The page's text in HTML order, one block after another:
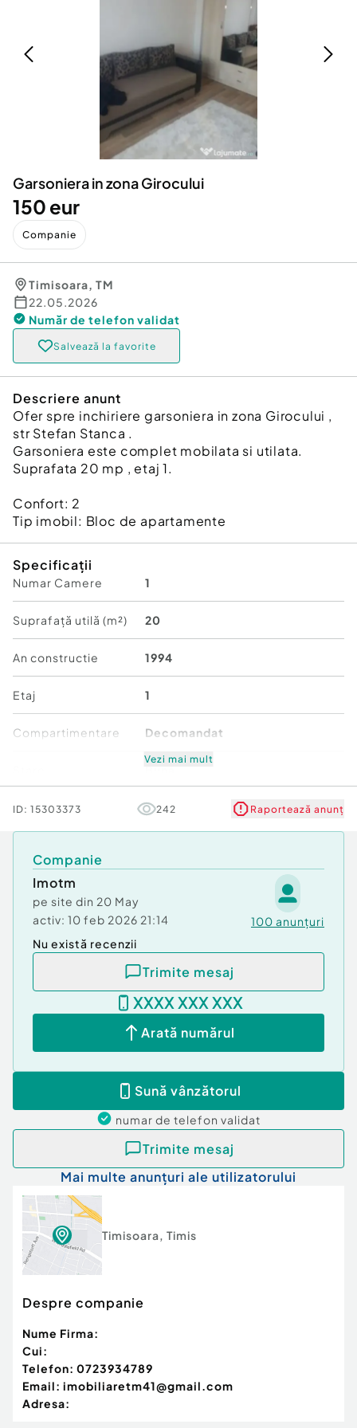
Animale de companie
Afaceri și echipamente profesionale
Inchiriere Bunuri si Vehicule
Dacia Duster
Garsoniera in zona Girocului
150 eur
Companie
Timisoara, TM
22.05.2026
Număr de telefon validat
Salvează la favorite
Descriere anunt
Ofer spre inchiriere garsoniera in zona Girocului ,
str Stefan Stanca .
Garsoniera este complet mobilata si utilata.
Suprafata 20 mp , etaj 1.
Confort: 2
Tip imobil: Bloc de apartamente
Specificații
Numar Camere 1
Suprafață utilă (m²) 20
An constructie 1994
Etaj 1
Compartimentare Decomandat
Comfort 2
Vezi mai mult
ID: 15303373 242 Raportează anunț
Companie
Imotm
pe site din 20 May
activ: 10 feb 2026 21:14 100 anunțuri
Nu există recenzii
Trimite mesaj
XXXX XXX XXX
Arată numărul
Sună vânzătorul
numar de telefon validat
Trimite mesaj
Mai multe anunțuri ale utilizatorului
Timisoara, Timis
Despre companie
Nume Firma:
Cui:
Telefon: 0723934789
Email: imobiliaretm41@gmail.com
Adresa: